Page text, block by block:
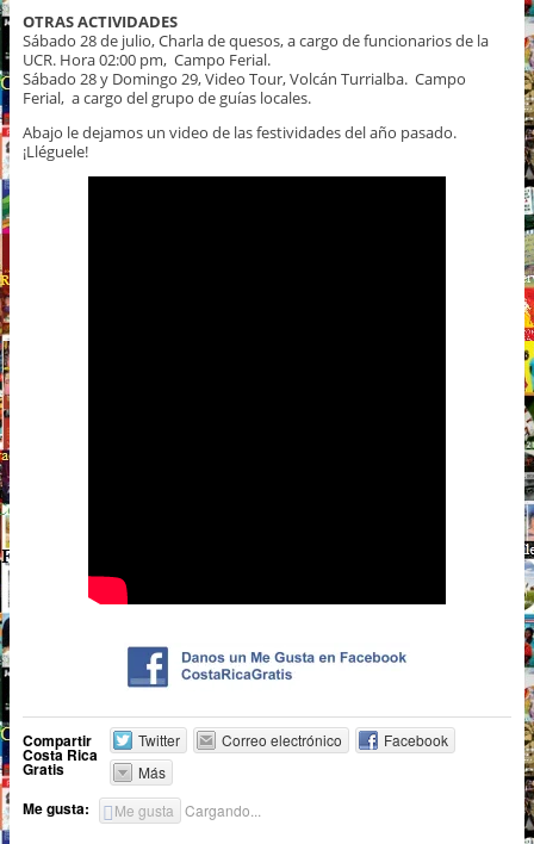
OTRAS ACTIVIDADES
Sábado 28 de julio, Charla de quesos, a cargo de funcionarios de la
UCR. Hora 02:00 pm, Campo Ferial.
Sábado 28 y Domingo 29, Video Tour, Volcán Turrialba. Campo
Ferial, a cargo del grupo de guías locales.
Abajo le dejamos un video de las festividades del año pasado.
¡Lléguele!
Compartir
Costa Rica
Gratis
Twitter Correo electrónico
Facebook
Más
Me gusta: Me gusta Cargando...